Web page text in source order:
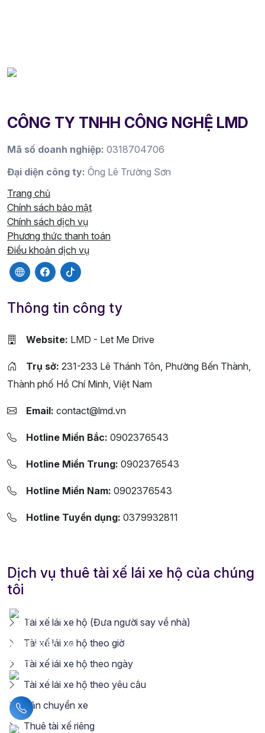
CÔNG TY TNHH CÔNG NGHỆ LMD
Mã số doanh nghiệp: 0318704706
Đại diện công ty: Ông Lê Trường Sơn
Trang chủ
Chính sách bảo mật
Chính sách dịch vụ
Phương thức thanh toán
Điều khoản dịch vụ
Thông tin công ty
Website: LMD - Let Me Drive
Trụ sở: 231-233 Lê Thánh Tôn, Phường Bến Thành,
Thành phố Hồ Chí Minh, Việt Nam
Email: contact@lmd.vn
Hotline Miền Bắc: 0902376543
Hotline Miền Trung: 0902376543
Hotline Miền Nam: 0902376543
Hotline Tuyển dụng: 0379932811
Dịch vụ thuê tài xế lái xe hộ của chúng
tôi
Tài xế lái xe hộ (Đưa người say về nhà)
Tài xế lái xe hộ theo giờ
Tài xế lái xe hộ theo ngày
Tài xế lái xe hộ theo yêu cầu
Vận chuyển xe
Thuê tài xế riêng
Liên hệ hotline